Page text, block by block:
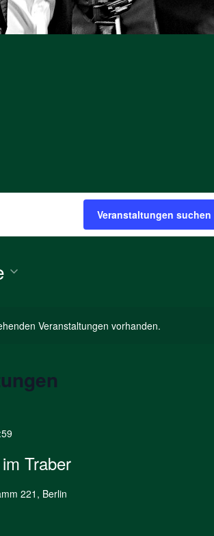
Veranstaltungen vorhanden.
Veranstaltungen suchen
Traber
221, Berlin